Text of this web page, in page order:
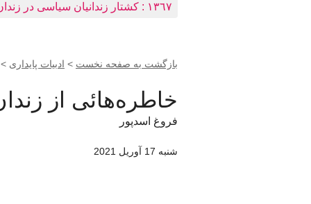
١٣٦٧ : کشتار زندانيان سياسی در زندان‌های ایران
بازگشت به صفحه نخست > ادبيات پايداری
خاطره‌هائی از
فروغ اسدپور
شنبه 17 آوريل 2021